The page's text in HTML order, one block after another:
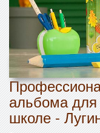
альбома
школе -